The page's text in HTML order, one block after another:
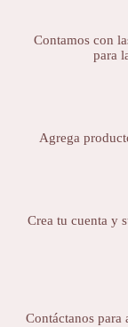
Contamos con
para
Agrega
Crea tu cuenta y
Contáctanos para